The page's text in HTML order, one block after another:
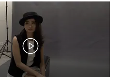
masa pingitan.